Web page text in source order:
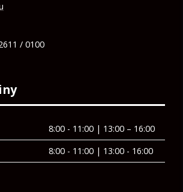
/ 0100
8:00 - 11:00 | 13:00 – 16:00
8:00 - 11:00 | 13:00 - 16:00